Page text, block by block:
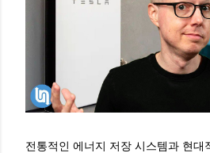
전통적인 에너지 저장 시스템과 현대